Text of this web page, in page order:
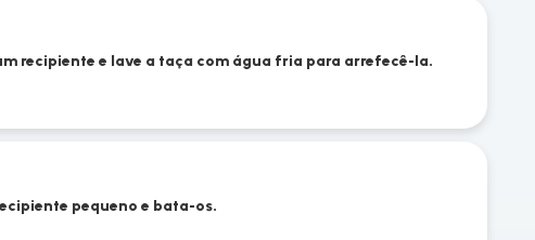
recipiente e lave a taça com água fria para arrefecê-la.
pequeno e bata-os.